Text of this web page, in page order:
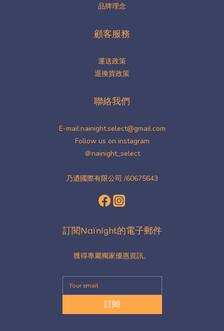
品牌理念
顧客服務
運送政策
退換貨政策
聯絡我們
E-mail:nainight.select@gmail.com
Follow us on instagram
＠nainight_select
乃迺國際有限公司 /60675643
訂閱Naïnight的電子郵件
獲得專屬獨家優惠資訊。
訂閱